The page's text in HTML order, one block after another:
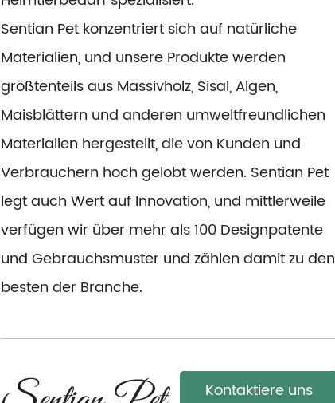
Sentian Pet konzentriert sich auf natürliche
Materialien, und unsere Produkte werden
größtenteils aus Massivholz, Sisal, Algen,
Maisblättern und anderen umweltfreundlichen
Materialien hergestellt, die von Kunden und
Verbrauchern hoch gelobt werden. Sentian Pet
legt auch Wert auf Innovation, und mittlerweile
verfügen wir über mehr als 100 Designpatente
und Gebrauchsmuster und zählen damit zu den
besten der Branche.
Kontaktiere uns